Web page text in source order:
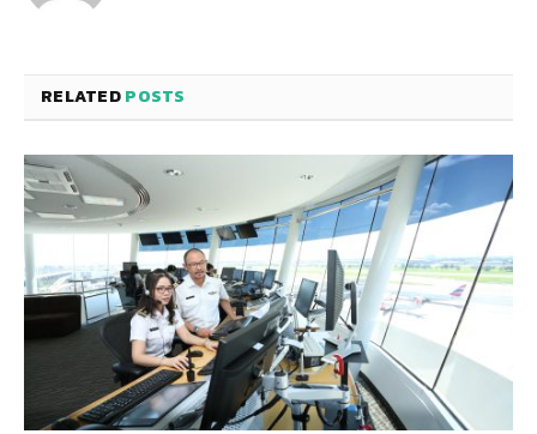
RELATEDPOSTS